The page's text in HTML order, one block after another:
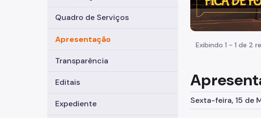
Quadro de Serviços
Apresentação
Transparência
Editais
Expediente
Exibindo 1 - 1 de 2
Sexta-feira, 15 de